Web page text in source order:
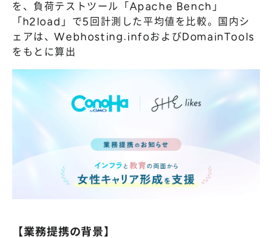
を、負荷テストツール「Apache Bench」
「h2load」で5回計測した平均値を比較。国内シ
ェアは、Webhosting.infoおよびDomainTools
をもとに算出
【業務提携の背景】